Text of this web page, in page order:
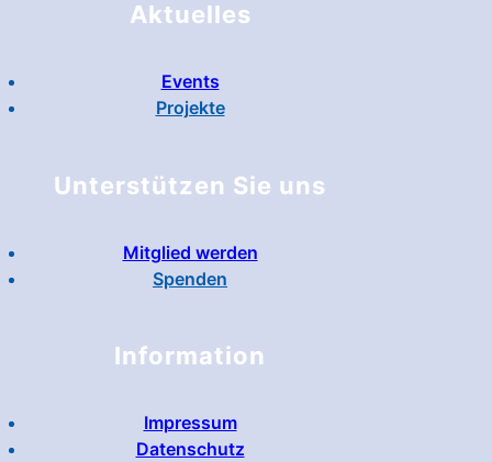
Aktuelles
Events
Projekte
Unterstützen Sie uns
Mitglied werden
Spenden
Information
Impressum
Datenschutz